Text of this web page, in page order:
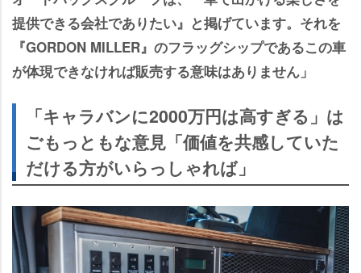
提供できる会社でありたい』と掲げています。それを
『GORDON MILLER』のフラッグシップであるこの車
が体現できなければ販売する意味はありません」
「キャラバンに2000万円は高すぎる」は
ごもっともな意見「価値を共感していた
だける方がいらっしゃれば」